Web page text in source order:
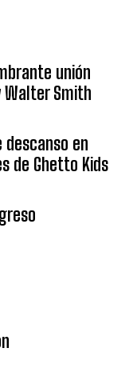
unión
Walter Smith
en
de Ghetto Kids